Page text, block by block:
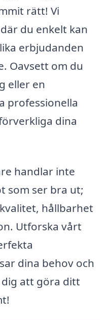
rätt! Vi
du enkelt kan
erbjudanden
Oavsett om du
eller en
professionella
dina
handlar inte
som ser bra ut;
hållbarhet
Utforska vårt
dina behov och
att göra ditt